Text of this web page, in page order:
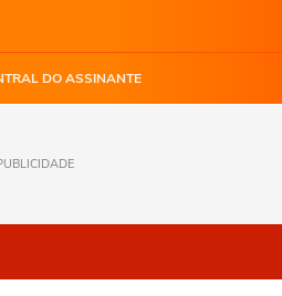
DO ASSINANTE